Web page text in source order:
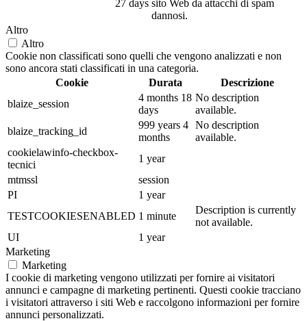
27 days sito Web da attacchi di spam
dannosi.
Altro
Altro
Cookie non classificati sono quelli che vengono analizzati e non
sono ancora stati classificati in una categoria.
Cookie
Durata
Descrizione
blaize_session
4 months 18
days
No description
available.
blaize_tracking_id
999 years 4
months
No description
available.
cookielawinfo-checkbox-
tecnici
1 year
mtmssl
session
PI
1 year
TESTCOOKIESENABLED 1 minute
Description is currently
not available.
UI
1 year
Marketing
Marketing
I cookie di marketing vengono utilizzati per fornire ai visitatori
annunci e campagne di marketing pertinenti. Questi cookie tracciano
i visitatori attraverso i siti Web e raccolgono informazioni per fornire
annunci personalizzati.